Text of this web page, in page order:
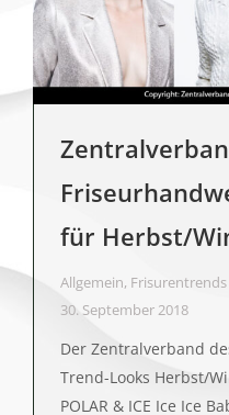
für Herbst/
Allgemein, Frisurentrends
30. September 2018
Der Zentralverband
Trend-Looks Herbst/
POLAR & ICE Ice Ice